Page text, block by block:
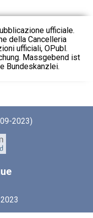
ufficiale.
della Cancelleria
ufficiali, OPubl.
Massgebend ist
Bundeskanzlei.
2023)